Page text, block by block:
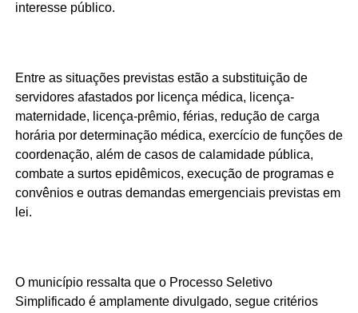
interesse público.
Entre as situações previstas estão a substituição de
servidores afastados por licença médica, licença-
maternidade, licença-prêmio, férias, redução de carga
horária por determinação médica, exercício de funções de
coordenação, além de casos de calamidade pública,
combate a surtos epidêmicos, execução de programas e
convênios e outras demandas emergenciais previstas em
lei.
O município ressalta que o Processo Seletivo
Simplificado é amplamente divulgado, segue critérios